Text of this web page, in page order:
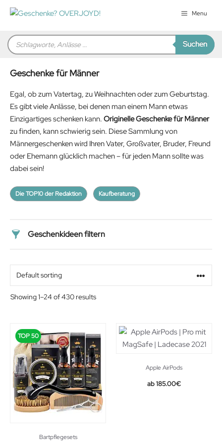
Zum
Inhalt
Menu
Products
search Suchen
Geschenke für Männer
Egal, ob zum Vatertag, zu Weihnachten oder zum Geburtstag.
Es gibt viele Anlässe, bei denen man einem Mann etwas
Einzigartiges schenken kann. Originelle Geschenke für Männer
zu finden, kann schwierig sein. Diese Sammlung von
Männergeschenken wird Ihren Vater, Großvater, Bruder, Freund
oder Ehemann glücklich machen – für jeden Mann sollte was
dabei sein!
Die TOP10 der Redaktion Kaufberatung
Geschenkideen filtern
Beziehung
Showing 1–24 of 430 results
TOP 50
Bartpflegesets
Apple AirPods
Original
185.00€Current